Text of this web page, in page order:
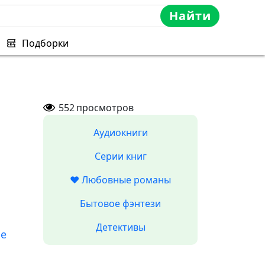
Найти
Подборки
552просмотров
Аудиокниги
Серии книг
❤️ Любовные романы
Бытовое фэнтези
Детективы